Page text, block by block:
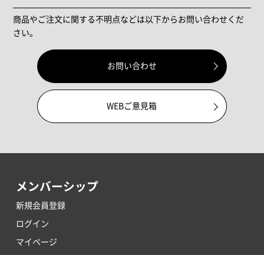
商品やご注文に関する不明点などは以下からお問い合わせくだ
さい。
お問い合わせ
WEBご意見箱
メンバーシップ
新規会員登録
ログイン
マイページ